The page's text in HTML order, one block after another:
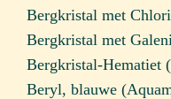
Bergkristal met
Bergkristal met
Bergkristal-Hematiet
Beryl, blauwe